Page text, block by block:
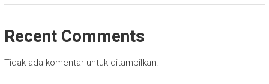
Recent Comments
Tidak ada komentar untuk ditampilkan.